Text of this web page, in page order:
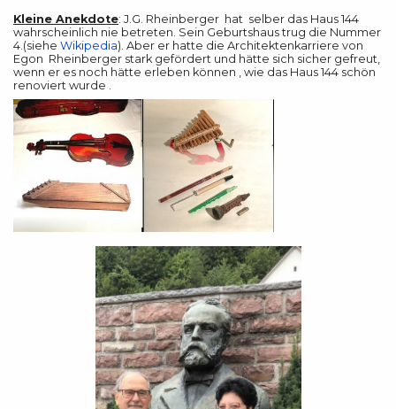
Kleine Anekdote: J.G. Rheinberger hat selber das Haus 144
wahrscheinlich nie betreten. Sein Geburtshaus trug die Nummer
4.(siehe Wikipedia). Aber er hatte die Architektenkarriere von
Egon Rheinberger stark gefördert und hätte sich sicher gefreut,
wenn er es noch hätte erleben können , wie das Haus 144 schön
renoviert wurde .